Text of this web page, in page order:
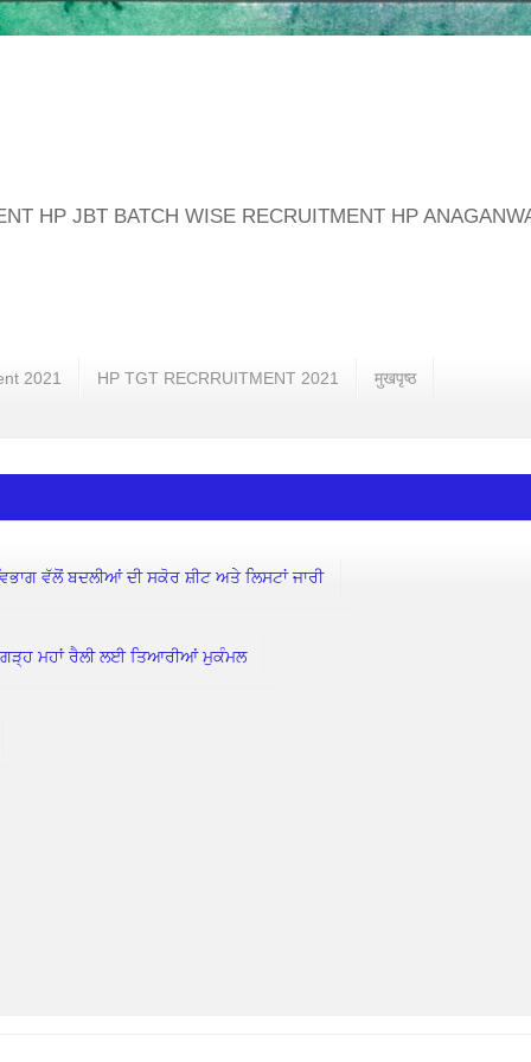
HP JBT BATCH WISE RECRUITMENT HP
2021 HP TGT RECRRUITMENT 2021 मुखपृष्ठ
ਵੱਲੋਂ ਬਦਲੀਆਂ ਦੀ ਸਕੋਰ ਸ਼ੀਟ ਅਤੇ ਲਿਸਟਾਂ ਜਾਰੀ
ਮਹਾਂ ਰੈਲੀ ਲਈ ਤਿਆਰੀਆਂ ਮੁਕੰਮਲ